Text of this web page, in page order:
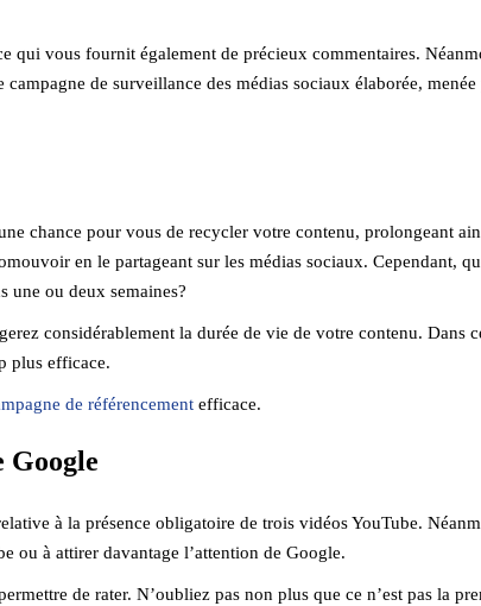
vous fournit également de précieux commentaires.
de surveillance des médias sociaux élaborée, menée
chance pour vous de recycler votre contenu, prolongeant
en le partageant sur les médias sociaux. Cependant,
une ou deux semaines?
considérablement la durée de vie de votre contenu. Dans
plus efficace.
de référencement efficace.
Google
à la présence obligatoire de trois vidéos YouTube.
ou à attirer davantage l’attention de Google.
de rater. N’oubliez pas non plus que ce n’est pas la